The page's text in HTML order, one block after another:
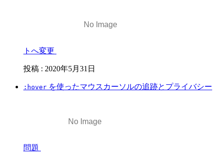
トへ変更
投稿 : 2020年5月31日
:hover を使ったマウスカーソルの追跡とプライバシー
問題